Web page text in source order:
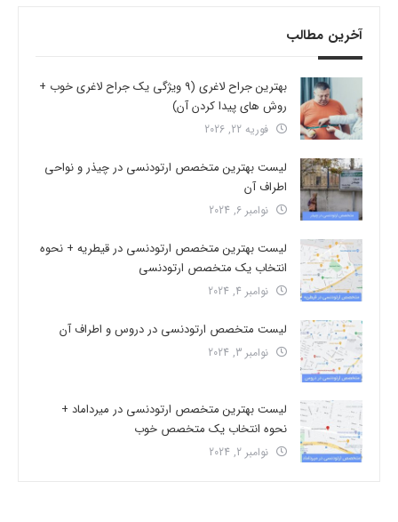
آخرین مطالب
بهترین جراح لاغری (9 ویژگی یک جراح لاغری خوب +
روش های پیدا کردن آن)
فوریه 22, 2026
لیست بهترین متخصص ارتودنسی در چیذر و نواحی
اطراف آن
نوامبر 6, 2024
لیست بهترین متخصص ارتودنسی در قیطریه + نحوه
انتخاب یک متخصص ارتودنسی
نوامبر 4, 2024
لیست متخصص ارتودنسی در دروس و اطراف آن
نوامبر 3, 2024
لیست بهترین متخصص ارتودنسی در میرداماد +
نحوه انتخاب یک متخصص خوب
نوامبر 2, 2024